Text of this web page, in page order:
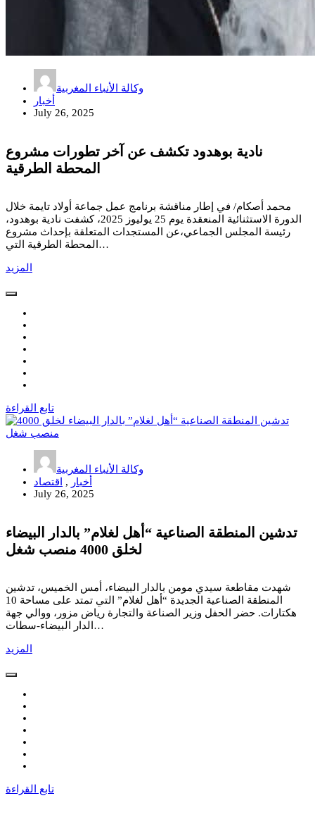
وكالة الأنباء المغربية
أخبار
July 26, 2025
نادية بوهدود تكشف عن آخر تطورات مشروع
المحطة الطرقية
محمد أصكام/ في إطار مناقشة برنامج عمل جماعة أولاد تايمة خلال
الدورة الاستثنائية المنعقدة يوم 25 يوليوز 2025، كشفت نادية بوهدود،
رئيسة المجلس الجماعي،عن المستجدات المتعلقة بإحداث مشروع
المحطة الطرقية التي…
المزيد
تابع القراءة
وكالة الأنباء المغربية
أخبار ,
اقتصاد
July 26, 2025
تدشين المنطقة الصناعية “أهل لغلام” بالدار البيضاء
لخلق 4000 منصب شغل
شهدت مقاطعة سيدي مومن بالدار البيضاء، أمس الخميس، تدشين
المنطقة الصناعية الجديدة “أهل لغلام” التي تمتد على مساحة 10
هكتارات. حضر الحفل وزير الصناعة والتجارة رياض مزور، ووالي جهة
الدار البيضاء-سطات…
المزيد
تابع القراءة